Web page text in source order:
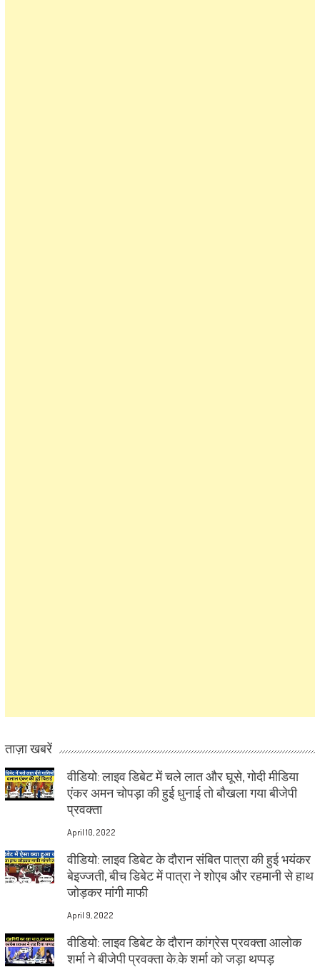
ताज़ा खबरें
वीडियो: लाइव डिबेट में चले लात और घूसे, गोदी मीडिया
एंकर अमन चोपड़ा की हुई धुनाई तो बौखला गया बीजेपी
प्रवक्ता
April 10, 2022
वीडियो: लाइव डिबेट के दौरान संबित पात्रा की हुई भयंकर
बेइज्जती, बीच डिबेट में पात्रा ने शोएब और रहमानी से हाथ
जोड़कर मांगी माफी
April 9, 2022
वीडियो: लाइव डिबेट के दौरान कांग्रेस प्रवक्ता आलोक
शर्मा ने बीजेपी प्रवक्ता के.के शर्मा को जड़ा थप्पड़